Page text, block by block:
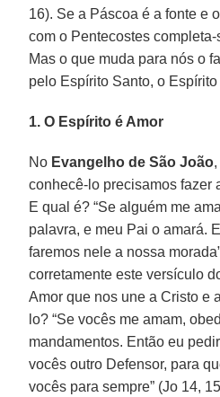
16). Se a Páscoa é a fonte e
com o Pentecostes
Mas o que muda para nós o
pelo Espírito Santo, o
1. O Espírito é Amor
No Evangelho de São João
conhecê-lo precisamos fazer
E qual é? “Se alguém me
palavra, e meu Pai o amará.
faremos nele a nossa
corretamente este versículo
Amor que nos une a Cristo e
lo? “Se vocês me amam,
mandamentos. Então eu
vocês outro Defensor, para
vocês para sempre” (Jo 14,